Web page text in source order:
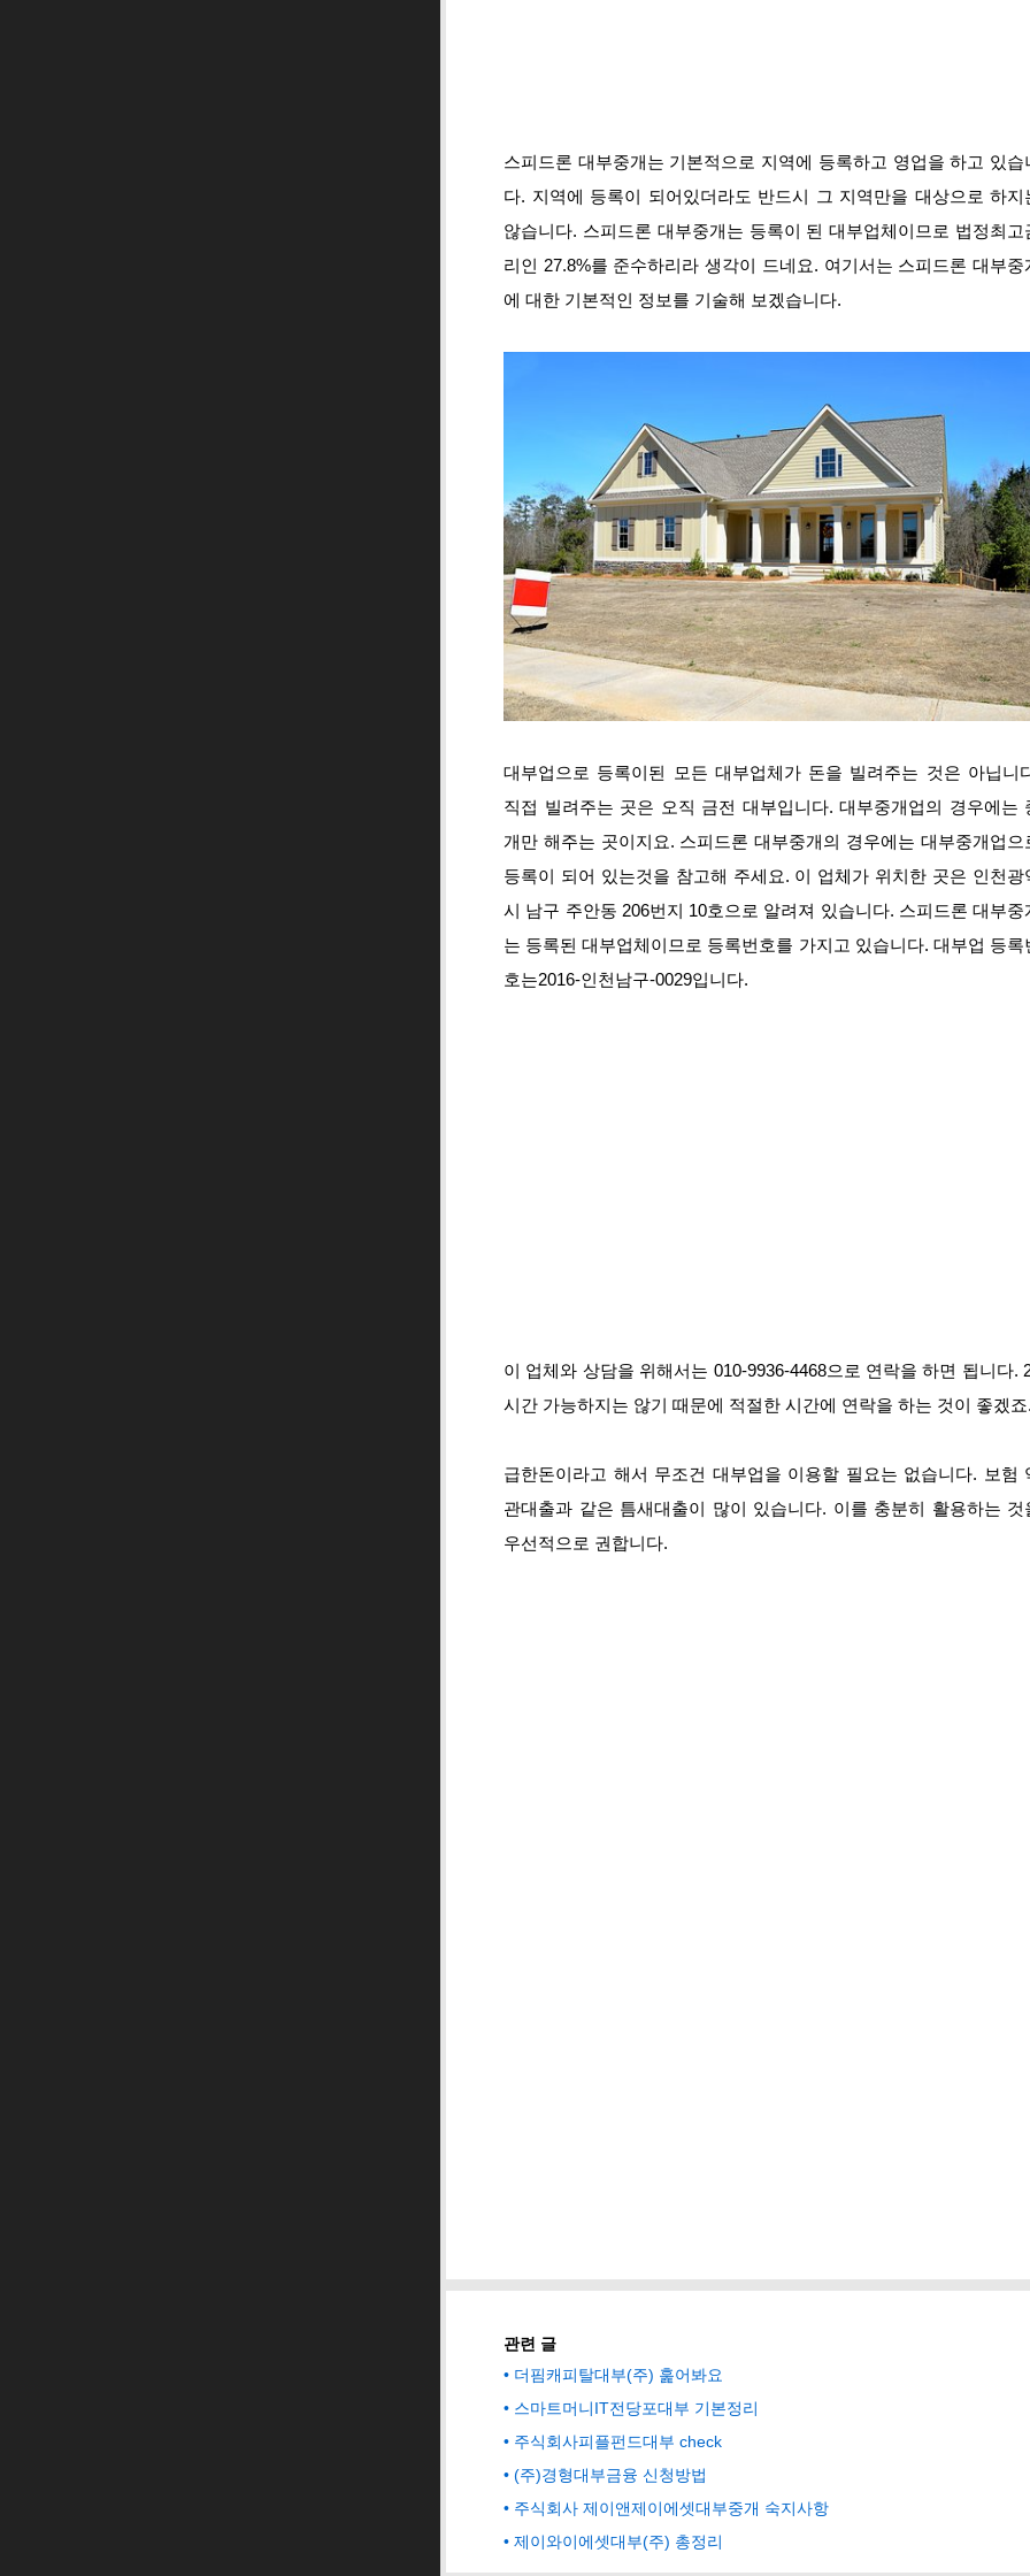
스피드론 대부중개는 기본적으로 지역에 등록하고 영업을 하고 있습
다. 지역에 등록이 되어있더라도 반드시 그 지역만을 대상으로 하지
않습니다. 스피드론 대부중개는 등록이 된 대부업체이므로 법정최고
리인 27.8%를 준수하리라 생각이 드네요. 여기서는 스피드론 대부중
에 대한 기본적인 정보를 기술해 보겠습니다.
대부업으로 등록이된 모든 대부업체가 돈을 빌려주는 것은 아닙니
직접 빌려주는 곳은 오직 금전 대부입니다. 대부중개업의 경우에는
개만 해주는 곳이지요. 스피드론 대부중개의 경우에는 대부중개업으
등록이 되어 있는것을 참고해 주세요. 이 업체가 위치한 곳은 인천광
시 남구 주안동 206번지 10호으로 알려져 있습니다. 스피드론 대부중
는 등록된 대부업체이므로 등록번호를 가지고 있습니다. 대부업 등록
호는2016-인천남구-0029입니다.
이 업체와 상담을 위해서는 010-9936-4468으로 연락을 하면 됩니다.
시간 가능하지는 않기 때문에 적절한 시간에 연락을 하는 것이 좋겠죠.
급한돈이라고 해서 무조건 대부업을 이용할 필요는 없습니다. 보험
관대출과 같은 틈새대출이 많이 있습니다. 이를 충분히 활용하는 것
우선적으로 권합니다.
관련 글
더핌캐피탈대부(주) 훑어봐요
스마트머니IT전당포대부 기본정리
주식회사피플펀드대부 check
(주)경형대부금융 신청방법
주식회사 제이앤제이에셋대부중개 숙지사항
제이와이에셋대부(주) 총정리